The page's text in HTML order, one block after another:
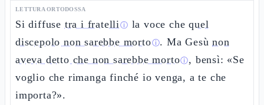
LETTURA ORTODOSSA
Si diffuse tra i fratelliⓘ la voce chequel
discepolo non sarebbe mortoⓘ. Ma Gesùnon
aveva detto che non sarebbe mortoⓘ, bensì: «Se
voglio che rimanga finché io venga, a te che
importa?».